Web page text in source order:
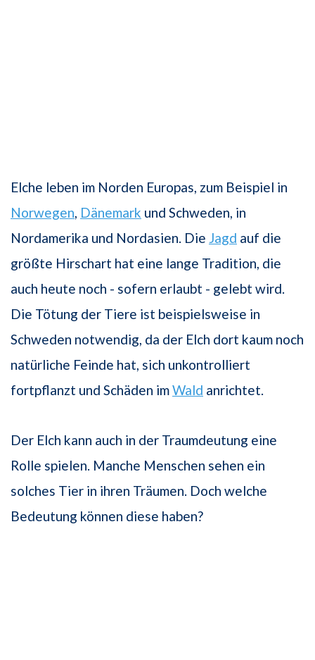
Elche leben im Norden Europas, zum Beispiel in
Norwegen, Dänemark und Schweden, in
Nordamerika und Nordasien. Die Jagd auf die
größte Hirschart hat eine lange Tradition, die
auch heute noch - sofern erlaubt - gelebt wird.
Die Tötung der Tiere ist beispielsweise in
Schweden notwendig, da der Elch dort kaum noch
natürliche Feinde hat, sich unkontrolliert
fortpflanzt und Schäden imWald anrichtet.
Der Elch kann auch in der Traumdeutung eine
Rolle spielen. Manche Menschen sehen ein
solches Tier in ihren Träumen. Doch welche
Bedeutung können diese haben?